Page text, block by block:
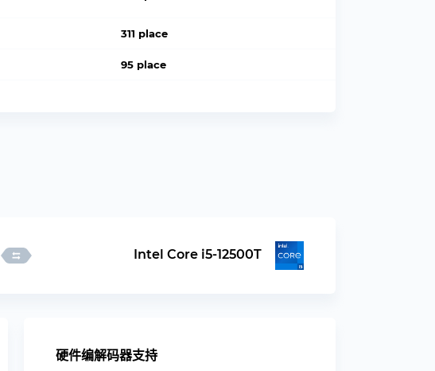
311 place
95 place
Intel Core i5-12500T
硬件编解码器支持